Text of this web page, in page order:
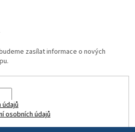
zasílat informace o nových
údajů
osobních údajů